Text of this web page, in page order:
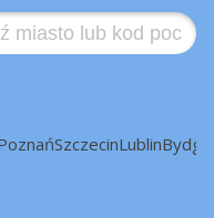
SzczecinLublin